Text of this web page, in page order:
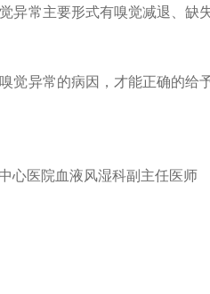
异常主要形式有嗅觉减退、缺
觉异常的病因，才能正确的给
心医院血液风湿科副主任医师